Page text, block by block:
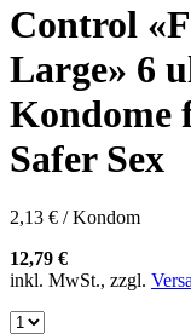
Control
Large» 6
Kondome
Safer Sex
2,13 € / Kondom
12,79 €
inkl. MwSt., zzgl.